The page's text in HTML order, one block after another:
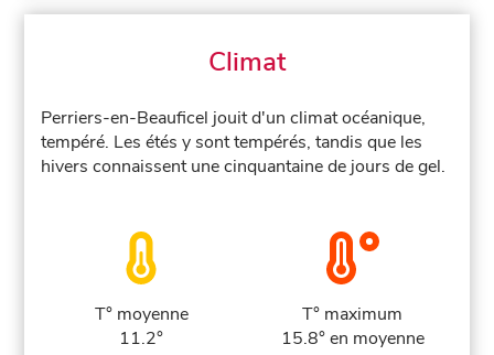
Climat
Perriers-en-Beauficel jouit d'un climat océanique,
tempéré. Les étés y sont tempérés, tandis que les
hivers connaissent une cinquantaine de jours de gel.
T° moyenne
11.2°
T° maximum
15.8° en moyenne